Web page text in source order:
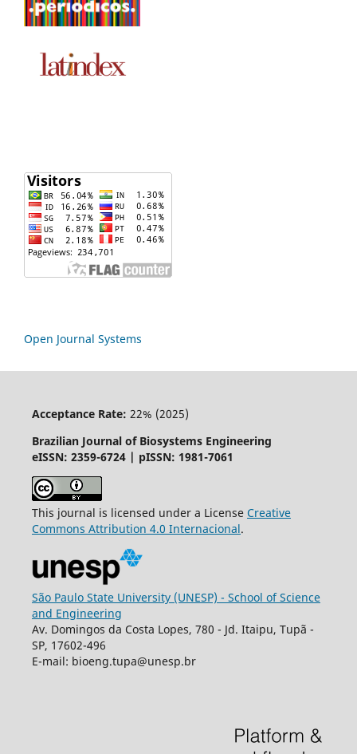
Open Journal Systems
Acceptance Rate: 22% (2025)
Brazilian Journal of Biosystems Engineering
eISSN: 2359-6724 | pISSN: 1981-7061
This journal is licensed under a License Creative
Commons Attribution 4.0 Internacional.
São Paulo State University (UNESP) - School of Science
and Engineering
Av. Domingos da Costa Lopes, 780 - Jd. Itaipu, Tupã -
SP, 17602-496
E-mail: bioeng.tupa@unesp.br